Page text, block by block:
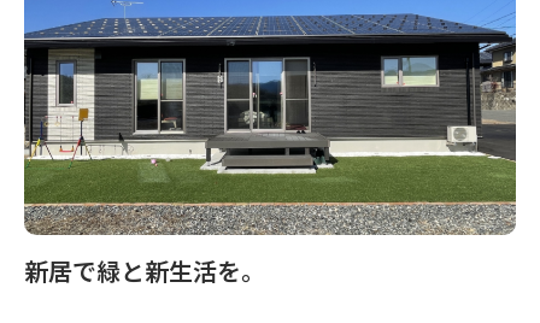
新居で緑と新生活を。